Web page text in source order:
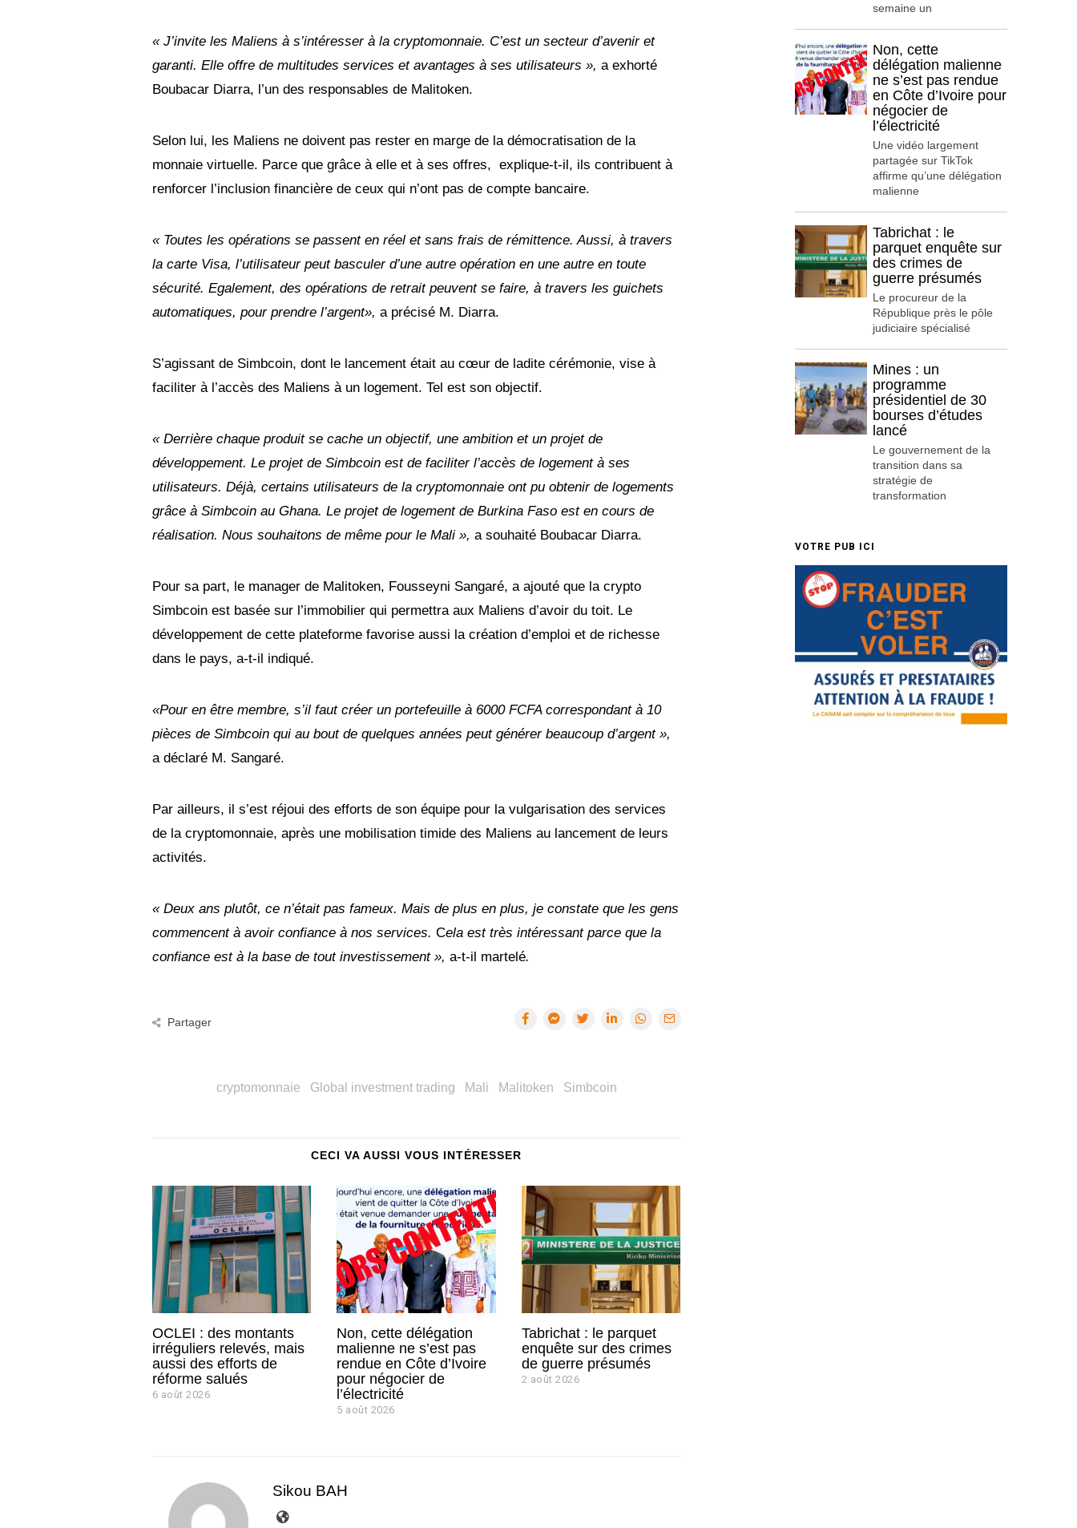
« J’invite les Maliens à s’intéresser à la cryptomonnaie. C’est un secteur d’avenir et
garanti. Elle offre de multitudes services et avantages à ses utilisateurs », a exhorté
Boubacar Diarra, l’un des responsables de Malitoken.
Selon lui, les Maliens ne doivent pas rester en marge de la démocratisation de la
monnaie virtuelle. Parce que grâce à elle et à ses offres, explique-t-il, ils contribuent à
renforcer l’inclusion financière de ceux qui n’ont pas de compte bancaire.
« Toutes les opérations se passent en réel et sans frais de rémittence. Aussi, à travers
la carte Visa, l’utilisateur peut basculer d’une autre opération en une autre en toute
sécurité. Egalement, des opérations de retrait peuvent se faire, à travers les guichets
automatiques, pour prendre l’argent», a précisé M. Diarra.
S’agissant de Simbcoin, dont le lancement était au cœur de ladite cérémonie, vise à
faciliter à l’accès des Maliens à un logement. Tel est son objectif.
« Derrière chaque produit se cache un objectif, une ambition et un projet de
développement. Le projet de Simbcoin est de faciliter l’accès de logement à ses
utilisateurs. Déjà, certains utilisateurs de la cryptomonnaie ont pu obtenir de logements
grâce à Simbcoin au Ghana. Le projet de logement de Burkina Faso est en cours de
réalisation. Nous souhaitons de même pour le Mali », a souhaité Boubacar Diarra.
Pour sa part, le manager de Malitoken, Fousseyni Sangaré, a ajouté que la crypto
Simbcoin est basée sur l’immobilier qui permettra aux Maliens d’avoir du toit. Le
développement de cette plateforme favorise aussi la création d’emploi et de richesse
dans le pays, a-t-il indiqué.
«Pour en être membre, s’il faut créer un portefeuille à 6000 FCFA correspondant à 10
pièces de Simbcoin qui au bout de quelques années peut générer beaucoup d’argent »,
a déclaré M. Sangaré.
Par ailleurs, il s’est réjoui des efforts de son équipe pour la vulgarisation des services
de la cryptomonnaie, après une mobilisation timide des Maliens au lancement de leurs
activités.
« Deux ans plutôt, ce n’était pas fameux. Mais de plus en plus, je constate que les gens
commencent à avoir confiance à nos services. Cela est très intéressant parce que la
confiance est à la base de tout investissement », a-t-il martelé.
Partager
cryptomonnaie Global investment trading Mali Malitoken Simbcoin
CECI VA AUSSI VOUS INTÉRESSER
OCLEI : des montants
irréguliers relevés, mais
aussi des efforts de
réforme salués
6 août 2026
Non, cette délégation
malienne ne s’est pas
rendue en Côte d’Ivoire
pour négocier de
l’électricité
5 août 2026
Tabrichat : le parquet
enquête sur des crimes
de guerre présumés
2 août 2026
Sikou BAH
semaine un
Non, cette
délégation malienne
ne s’est pas rendue
en Côte d’Ivoire pour
négocier de
l’électricité
Une vidéo largement
partagée sur TikTok
affirme qu’une délégation
malienne
Tabrichat : le
parquet enquête sur
des crimes de
guerre présumés
Le procureur de la
République près le pôle
judiciaire spécialisé
Mines : un
programme
présidentiel de 30
bourses d’études
lancé
Le gouvernement de la
transition dans sa
stratégie de
transformation
VOTRE PUB ICI